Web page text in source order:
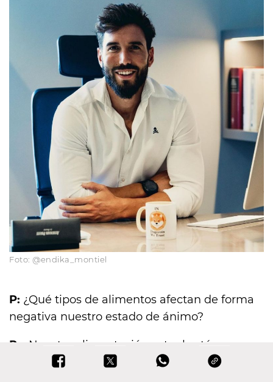
Foto: @endika_montiel
P: ¿Qué tipos de alimentos afectan de forma
negativa nuestro estado de ánimo?
R:
«Nuestra alimentación actual está
constituida de muchas ingestas y de